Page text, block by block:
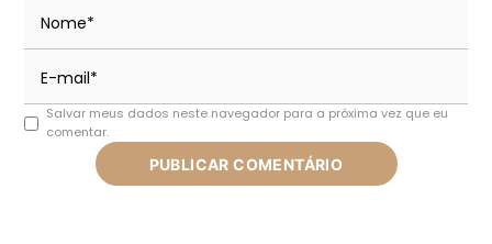
Salvar meus dados neste navegador para a próxima vez que eu
comentar.